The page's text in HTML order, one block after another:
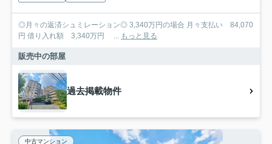
◎月々の返済シュミレーション◎ 3,340万円の場合 月々支払い 84,070
円 借り入れ額 3,340万円 ... もっと見る
販売中の部屋
過去掲載物件
中古マンション